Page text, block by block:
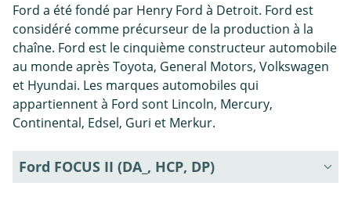
Ford a été fondé par Henry Ford à Detroit. Ford est
considéré comme précurseur de la production à la
chaîne. Ford est le cinquième constructeur automobile
au monde après Toyota, General Motors, Volkswagen
et Hyundai. Les marques automobiles qui
appartiennent à Ford sont Lincoln, Mercury,
Continental, Edsel, Guri et Merkur.
Ford FOCUS II (DA_, HCP, DP)